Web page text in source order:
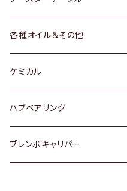
三菱
スバル
マツダ
マツダ
スバル
ホンダ
スズキ
日産
ダイハツ
各種オイル＆その他
ディーデル洗浄添加剤
ケミカル
ハブベアリング
トヨタ
ブレンボキャリパー